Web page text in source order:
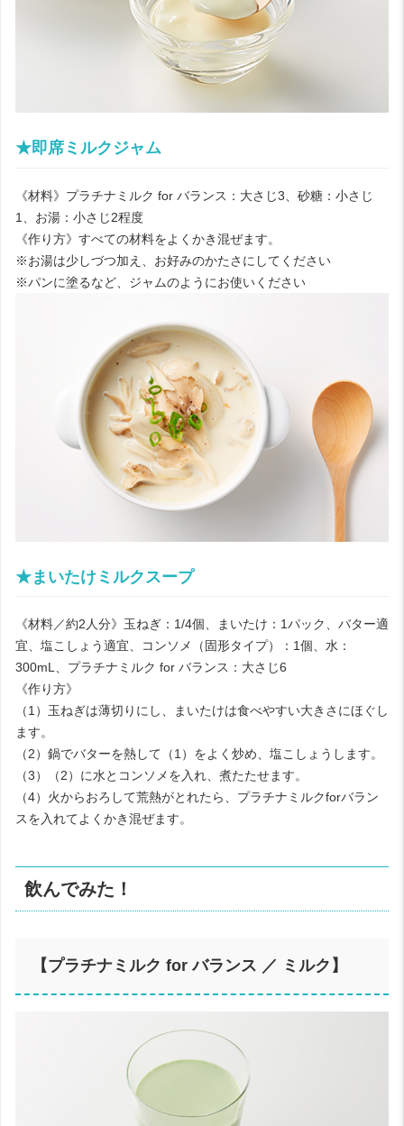
★即席ミルクジャム
《材料》プラチナミルク for バランス：大さじ3、砂糖：小さじ
1、お湯：小さじ2程度
《作り方》すべての材料をよくかき混ぜます。
※お湯は少しづつ加え、お好みのかたさにしてください
※パンに塗るなど、ジャムのようにお使いください
★まいたけミルクスープ
《材料／約2人分》玉ねぎ：1/4個、まいたけ：1パック、バター適
宜、塩こしょう適宜、コンソメ（固形タイプ）：1個、水：
300mL、プラチナミルク for バランス：大さじ6
《作り方》
（1）玉ねぎは薄切りにし、まいたけは食べやすい大きさにほぐし
ます。
（2）鍋でバターを熱して（1）をよく炒め、塩こしょうします。
（3）（2）に水とコンソメを入れ、煮たたせます。
（4）火からおろして荒熱がとれたら、プラチナミルクforバラン
スを入れてよくかき混ぜます。
飲んでみた！
【プラチナミルク for バランス ／ ミルク】